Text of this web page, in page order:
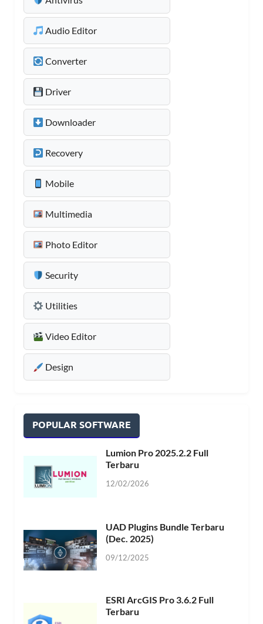
Audio Editor
Converter
Driver
Downloader
Recovery
Mobile
Multimedia
Photo Editor
Security
Utilities
Video Editor
Design
POPULAR SOFTWARE
Lumion Pro 2025.2.2 Full
Terbaru
12/02/2026
UAD Plugins Bundle Terbaru
(Dec. 2025)
09/12/2025
ESRI ArcGIS Pro 3.6.2 Full
Terbaru